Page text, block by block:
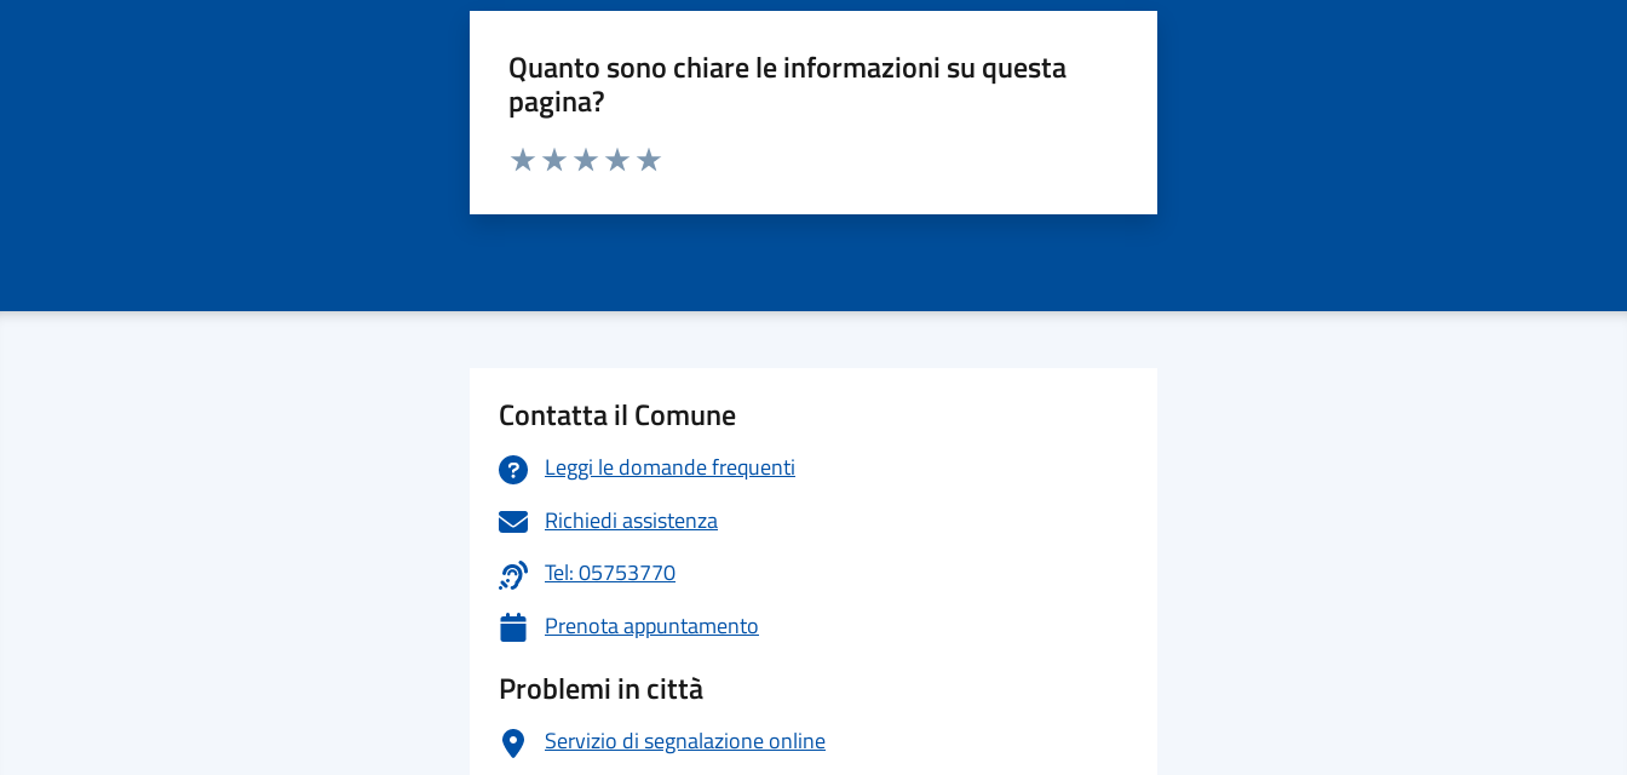
Quanto sono chiare le informazioni su questa
pagina?
Valuta da 1 a 5 stelle la pagina
Contatta il Comune
Leggi le domande frequenti
Richiedi assistenza
Tel: 05753770
Prenota appuntamento
Problemi in città
Servizio di segnalazione online